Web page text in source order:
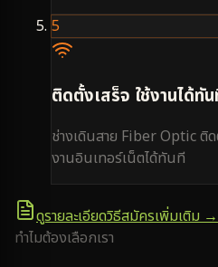
5
ติดตั้งเสร็จ ใช้งานได้ทั
ช่างเดินสาย Fiber Optic ติ
งานอินเทอร์เน็ตได้ทันที
ดูรายละเอียดวิธีสมัครเพิ่มเติม →
ทำไมต้องเลือกเรา